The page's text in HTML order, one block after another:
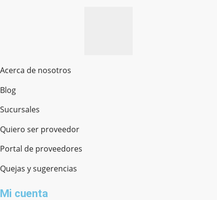
Acerca de nosotros
Blog
Sucursales
Quiero ser proveedor
Portal de proveedores
Quejas y sugerencias
Mi cuenta